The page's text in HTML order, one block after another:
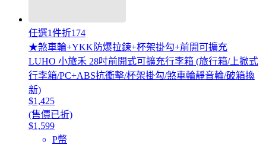
任選1件折174
★煞車輪+YKK防爆拉鍊+杯架掛勾+前開可擴充
LUHO 小旅禾 28吋前開式可擴充行李箱 (旅行箱/上掀式
行李箱/PC+ABS抗衝擊/杯架掛勾/煞車輪靜音輪/破箱換
新)
$1,425
(售價已折)
$1,599
P幣